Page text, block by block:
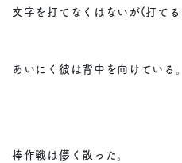
文字を打てなくはないが(打てる
あいにく彼は背中を向けている
棒作戦は儚く散った。